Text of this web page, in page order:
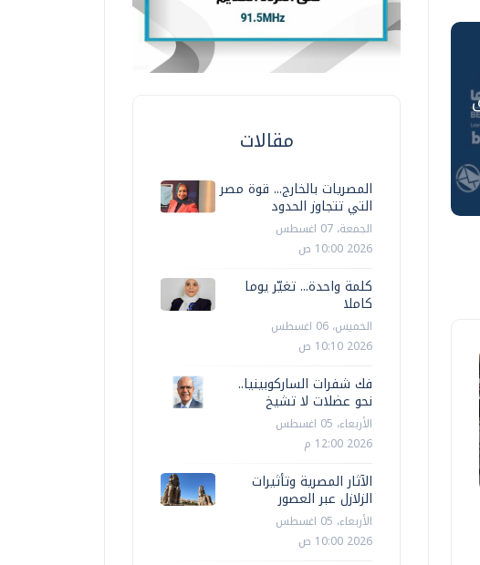
لاستقبال عيد الأضحى ويرفع حالة
منتصر نضر الثلاثاء، 19 مايو 2026 04:33 م
مقالات
المصريات بالخارج... قوة مصر
التي تتجاوز الحدود
الجمعة، 07 اغسطس
2026 10:00 ص
كلمة واحدة... تغيّر يوما
كاملا
الخميس، 06 اغسطس
2026 10:10 ص
فك شفرات الساركوبينيا..
نحو عضلات لا تشيخ
الأربعاء، 05 اغسطس
2026 12:00 م
الآثار المصرية وتأثيرات
الزلازل عبر العصور
الأربعاء، 05 اغسطس
2026 10:00 ص